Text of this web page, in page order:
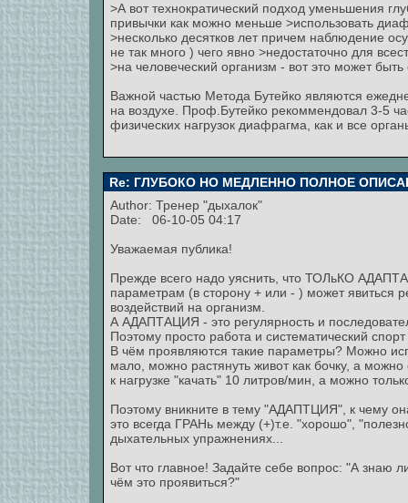
>А вот технократический подход уменьшения
привычки как можно меньше >использовать
>несколько десятков лет причем наблюдение
не так много ) чего явно >недостаточно для
>на человеческий организм - вот это может быть
Важной частью Метода Бутейко являются
на воздухе. Проф.Бутейко рекоммендовал 3-5
физических нагрузок диафрагма, как и все
Re: ГЛУБОКО НО МЕДЛЕННО ПОЛНОЕ
Author: Тренер "дыхалок"
Date: 06-10-05 04:17
Уважаемая публика!
Прежде всего надо уяснить, что ТОЛьКО
параметрам (в сторону + или - ) может явиться
воздействий на организм.
А АДАПТАЦИЯ - это регулярность и
Поэтому просто работа и систематический
В чём проявляются такие параметры? Можно
мало, можно растянуть живот как бочку, а
к нагрузке "качать" 10 литров/мин, а можно
Поэтому вникните в тему "АДАПТЦИЯ", к чему
это всегда ГРАНь между (+)т.е. "хорошо",
дыхательных упражнениях...
Вот что главное! Задайте себе вопрос: "А знаю
чём это проявиться?"